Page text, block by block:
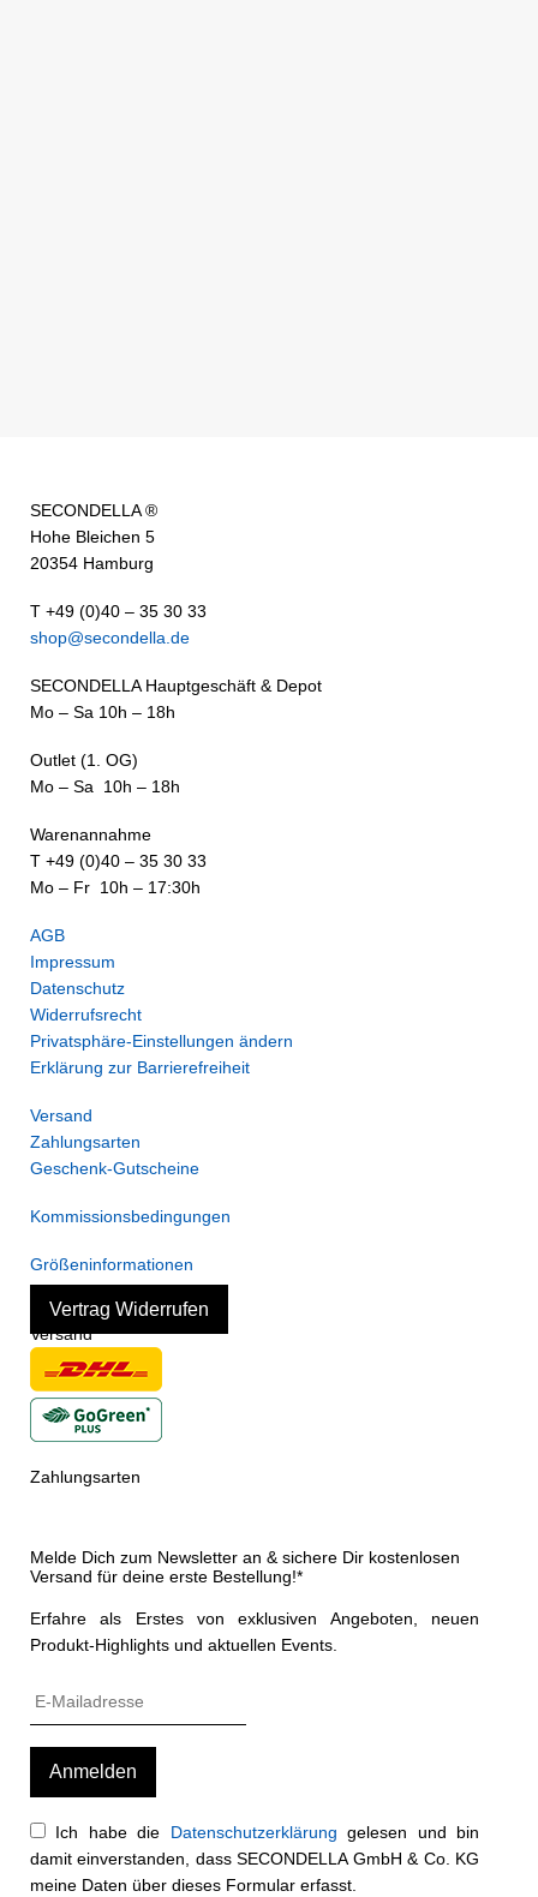
SECONDELLA ®
Hohe Bleichen 5
20354 Hamburg
T +49 (0)40 – 35 30 33
shop@secondella.de
SECONDELLA Hauptgeschäft & Depot
Mo – Sa 10h – 18h
Outlet (1. OG)
Mo – Sa 10h – 18h
Warenannahme
T +49 (0)40 – 35 30 33
Mo – Fr 10h – 17:30h
AGB
Impressum
Datenschutz
Widerrufsrecht
Privatsphäre-Einstellungen ändern
Erklärung zur Barrierefreiheit
Versand
Zahlungsarten
Geschenk-Gutscheine
Kommissionsbedingungen
Größeninformationen
Vertrag Widerrufen
Versand
Zahlungsarten
Melde Dich zum Newsletter an & sichere Dir kostenlosen
Versand für deine erste Bestellung!*
Erfahre als Erstes von exklusiven Angeboten, neuen
Produkt-Highlights und aktuellen Events.
Ich habe die Datenschutzerklärung gelesen und bin
damit einverstanden, dass SECONDELLA GmbH & Co. KG
meine Daten über dieses Formular erfasst.